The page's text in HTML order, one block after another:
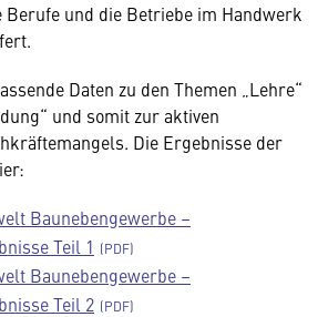
Berufe und die Betriebe im Handwerk
Daten zu den Themen „Lehre“
und somit zur aktiven
Die Ergebnisse der
Baunebengewerbe –
Teil 1
Baunebengewerbe –
Teil 2